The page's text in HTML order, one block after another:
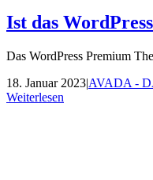
Ist das
Das WordPress Premium
18. Januar 2023|AVADA -
Weiterlesen